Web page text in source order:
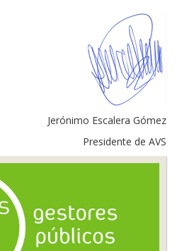
Jerónimo Escalera Gómez
Presidente de AVS